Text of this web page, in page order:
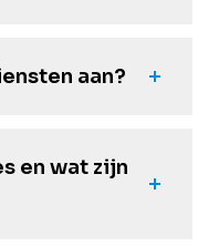
aan?
en wat zijn